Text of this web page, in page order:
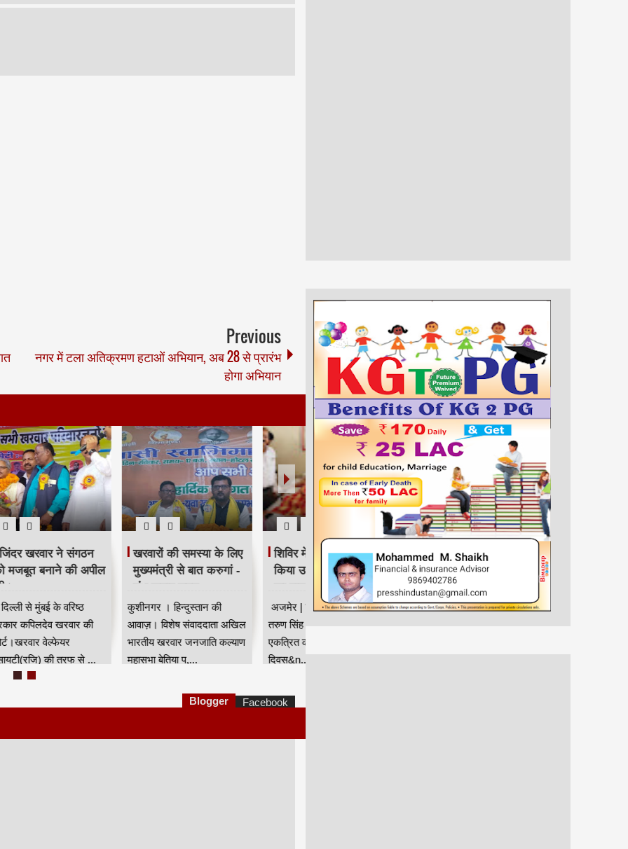
Previous
नगर में टला अतिक्रमण हटाओं अभियान, अब 28 से प्रारंभ
होगा अभियान
भदंत ज्ञानेश्वर की 88 वीं
जयंती धूम धाम से मनाई
कुशीनगर । हिन्दुस्तान की
आवाज। विषेष संवाददाता भारत
रत्न डॉ बाबा साहेब आंबेडकर के
गुरु भा...
मजिंदर खरवार ने संगठन
को मजबूत बनाने की अपील
की।
नई दिल्ली से मुंबई के वरिष्ठ
पत्रकार कपिलदेव खरवार की
रिपोर्ट।खरवार वेल्फेयर
सोसायटी(रजि) की तरफ से ...
खरवारों की समस्या के लिए
मुख्यमंत्री से बात करुगां -
शंभू कुमार सुमन
कुशीनगर । हिन्दुस्तान की
शिविर में रक्तदानदाताओ ने
किया उत्साह से अपने रक्त
का दान
अजमेर | हिन्दुस्तान की आवाज |
Blogger Facebook